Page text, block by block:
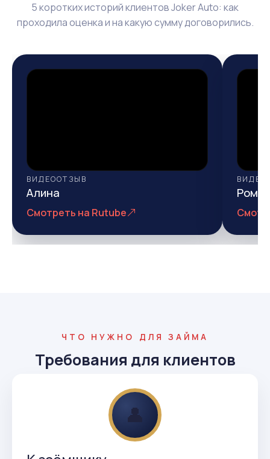
5 коротких историй клиентов Joker Auto: как
проходила оценка и на какую сумму договорились.
ВИДЕООТЗЫВ
Алина
Смотреть на Rutube
ЧТО НУЖНО ДЛЯ ЗАЙМА
Требования для клиентов
👤